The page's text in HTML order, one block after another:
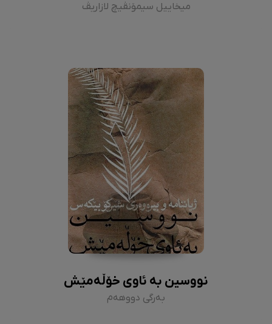
میخاییل سیمۆنڤیچ لازاریڤ
نووسین بە ئاوی خۆڵەمێش
بەرگی دووهەم